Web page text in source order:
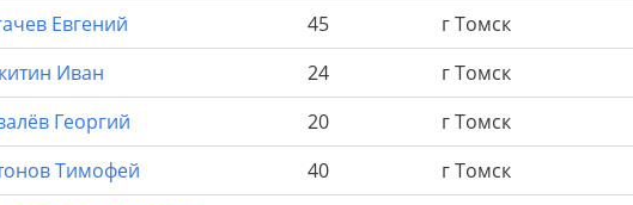
Евгений 45 г Томск
Иван 24 г Томск
Георгий 20 г Томск
Тимофей 40 г Томск